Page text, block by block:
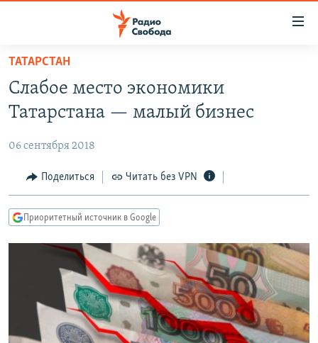
упрощенного
доступа
Вернуться
основному
Вернутся
главной
навигации
Вернутся
ПРОГРАММЫ
АВТОРСКИЕ ПРОЕКТЫ
ЦИТАТЫ СВОБОДЫ
МНЕНИЯ
IDEL.РЕАЛИИ
КАВКАЗ.РЕАЛИИ
СЕВЕР.РЕАЛИИ
СИБИРЬ.РЕАЛИИ
РАСПИСАНИЕ ВЕЩАНИЯ
ТАТАРСТАН
Слабое место экономики
Татарстана — малый бизнес
06 сентября 2018
Поделиться Читать без VPN
Приоритетный источник в Google